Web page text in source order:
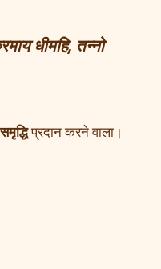
धीमहि, तन्नो
समृद्धिप्रदान करने वाला।